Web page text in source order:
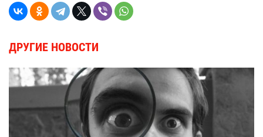
ДРУГИЕ НОВОСТИ